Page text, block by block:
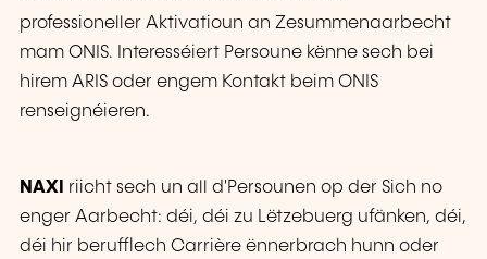
professioneller Aktivatioun an Zesummenaarbecht
mam ONIS. Interesséiert Persoune kënne sech bei
hirem ARIS oder engem Kontakt beim ONIS
renseignéieren.
NAXI riicht sech un all d'Persounen op der Sich no
enger Aarbecht: déi, déi zu Lëtzebuerg ufänken, déi,
déi hir berufflech Carrière ënnerbrach hunn oder